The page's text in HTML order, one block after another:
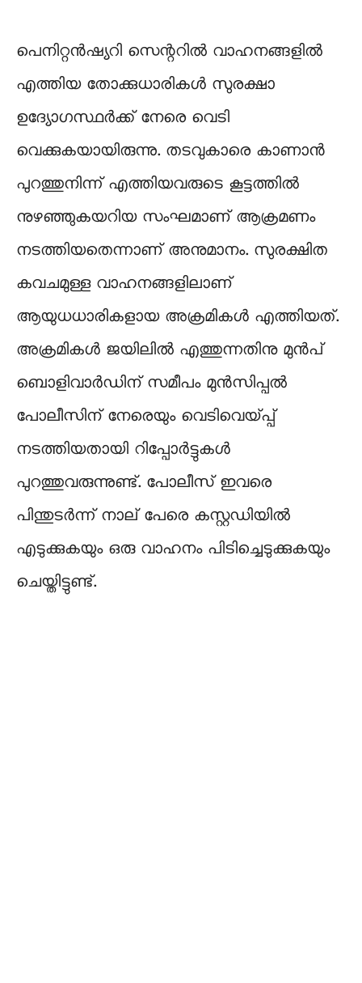
പെനിറ്റൻഷ്യറി സെന്ററിൽ വാഹനങ്ങളിൽ
എത്തിയ തോക്കുധാരികൾ സുരക്ഷാ
ഉദ്യോഗസ്ഥർക്ക് നേരെ വെടി
വെക്കുകയായിരുന്നു. തടവുകാരെ കാണാൻ
പുറത്തുനിന്ന് എത്തിയവരുടെ കൂട്ടത്തിൽ
നുഴഞ്ഞുകയറിയ സംഘമാണ് ആക്രമണം
നടത്തിയതെന്നാണ് അനുമാനം. സുരക്ഷിത
കവചമുള്ള വാഹനങ്ങളിലാണ്
ആയുധധാരികളായ അക്രമികൾ എത്തിയത്.
അക്രമികൾ ജയിലിൽ എത്തുന്നതിനു മുൻപ്
ബൊളിവാർഡിന് സമീപം മുൻസിപ്പൽ
പോലീസിന് നേരെയും വെടിവെയ്പ്പ്
നടത്തിയതായി റിപ്പോർട്ടുകൾ
പുറത്തുവരുന്നുണ്ട്. പോലീസ് ഇവരെ
പിന്തുടർന്ന് നാല് പേരെ കസ്റ്റഡിയിൽ
എടുക്കുകയും ഒരു വാഹനം പിടിച്ചെടുക്കുകയും
ചെയ്തിട്ടുണ്ട്.